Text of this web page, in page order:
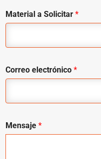
Material a Solicitar *
Correo electrónico *
Mensaje *